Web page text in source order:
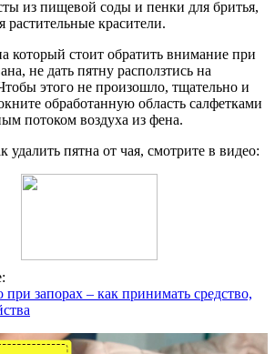
из пищевой соды и пенки для бритья,
красители.
который стоит обратить внимание при
не дать пятну расползтись на
этого не произошло, тщательно и
обработанную область салфетками
потоком воздуха из фена.
удалить пятна от чая, смотрите в видео:
при запорах – как принимать средство,